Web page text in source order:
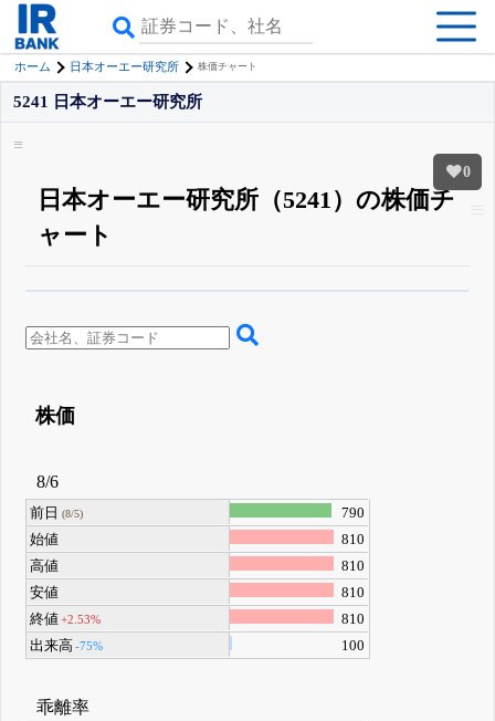
ホーム 日本オーエー研究所 株価チャート
0
5241 日本オーエー研究所
日本オーエー研究所（5241）の株価チ
ャート
詳しく見られる無料でβ版をはじめる
登録すると永久30%OFFと米株版の先行利用も付きます
株価
8/6
前日 (8/5)
790
始値
810
高値
810
安値
810
終値+2.53%
810
出来高 -75% 100
乖離率